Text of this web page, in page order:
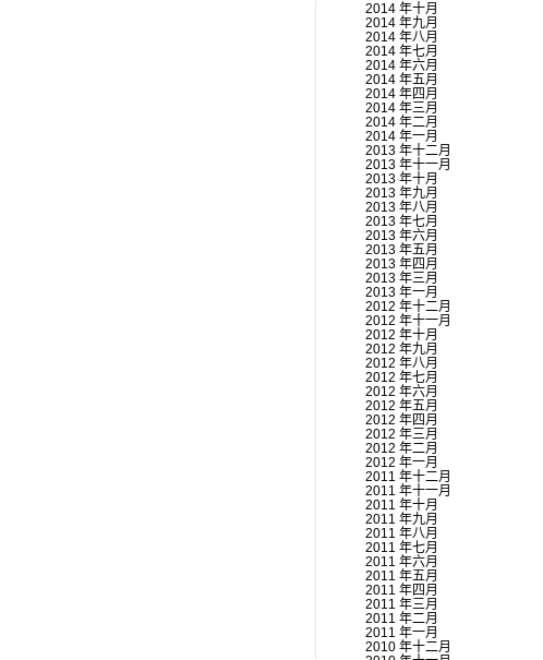
2014 年十月
2014 年九月
2014 年八月
2014 年七月
2014 年六月
2014 年五月
2014 年四月
2014 年三月
2014 年二月
2014 年一月
2013 年十二月
2013 年十一月
2013 年十月
2013 年九月
2013 年八月
2013 年七月
2013 年六月
2013 年五月
2013 年四月
2013 年三月
2013 年一月
2012 年十二月
2012 年十一月
2012 年十月
2012 年九月
2012 年八月
2012 年七月
2012 年六月
2012 年五月
2012 年四月
2012 年三月
2012 年二月
2012 年一月
2011 年十二月
2011 年十一月
2011 年十月
2011 年九月
2011 年八月
2011 年七月
2011 年六月
2011 年五月
2011 年四月
2011 年三月
2011 年二月
2011 年一月
2010 年十二月